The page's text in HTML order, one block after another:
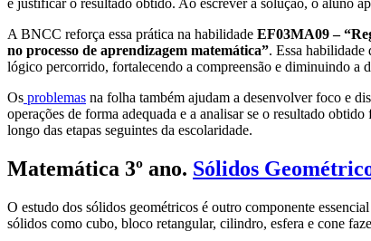
A BNCC reforça essa prática na habilidade EF03MA09 –
no processo de aprendizagem matemática”. Essa habilidade
lógico percorrido, fortalecendo a compreensão e diminuindo a
Os problemas na folha também ajudam a desenvolver foco e
operações de forma adequada e a analisar se o resultado
longo das etapas seguintes da escolaridade.
Matemática 3º ano. Sólidos
O estudo dos sólidos geométricos é outro componente
sólidos como cubo, bloco retangular, cilindro, esfera e cone